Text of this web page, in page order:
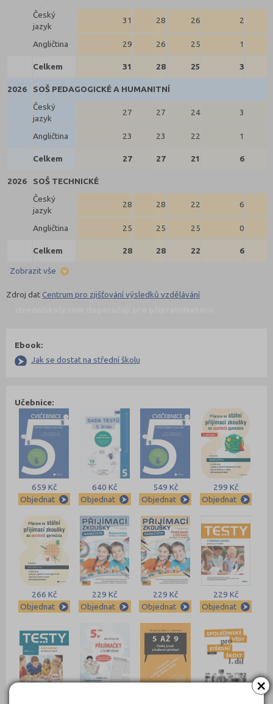
×
Český
jazyk
31 28 26 2
Angličtina 29 26 25 1
Celkem 31 28 25 3
2026
SOŠ PEDAGOGICKÉ A HUMANITNÍ
Český
jazyk
27 27 24 3
Angličtina 23 23 22 1
Celkem 27 27 21 6
2026
SOŠ TECHNICKÉ
Český
jazyk
28 28 22 6
Angličtina 25 25 25 0
Celkem 28 28 22 6
Zobrazit vše
Zdroj datCentrum pro zjišťování výsledků vzdělávání
Ebook:
Jak se dostat na střední školu
Učebnice:
659 Kč
Objednat
640 Kč
Objednat
549 Kč
Objednat
299 Kč
Objednat
266 Kč
Objednat
229 Kč
Objednat
229 Kč
Objednat
229 Kč
Objednat